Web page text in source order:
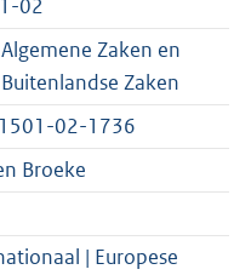
:
2
K
b
e
:
2
K
b
02
Zaken en
Zaken
02-1736
Broeke
| Europese